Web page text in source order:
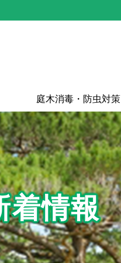
庭木消毒・防虫対策
着情報